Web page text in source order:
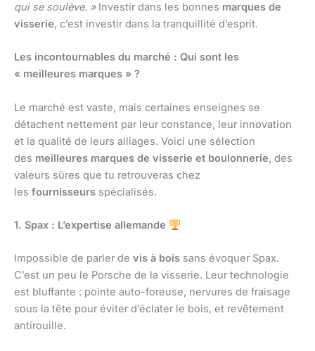
qui se soulève. »Investir dans les bonnes marques de
visserie, c’est investir dans la tranquillité d’esprit.
Les incontournables du marché : Qui sont les
« meilleures marques » ?
Le marché est vaste, mais certaines enseignes se
détachent nettement par leur constance, leur innovation
et la qualité de leurs alliages. Voici une sélection
des meilleures marques de visserie et boulonnerie, des
valeurs sûres que tu retrouveras chez
les fournisseurs spécialisés.
1. Spax : L’expertise allemande
Impossible de parler de vis à bois sans évoquer Spax.
C’est un peu le Porsche de la visserie. Leur technologie
est bluffante : pointe auto-foreuse, nervures de fraisage
sous la tête pour éviter d’éclater le bois, et revêtement
antirouille.